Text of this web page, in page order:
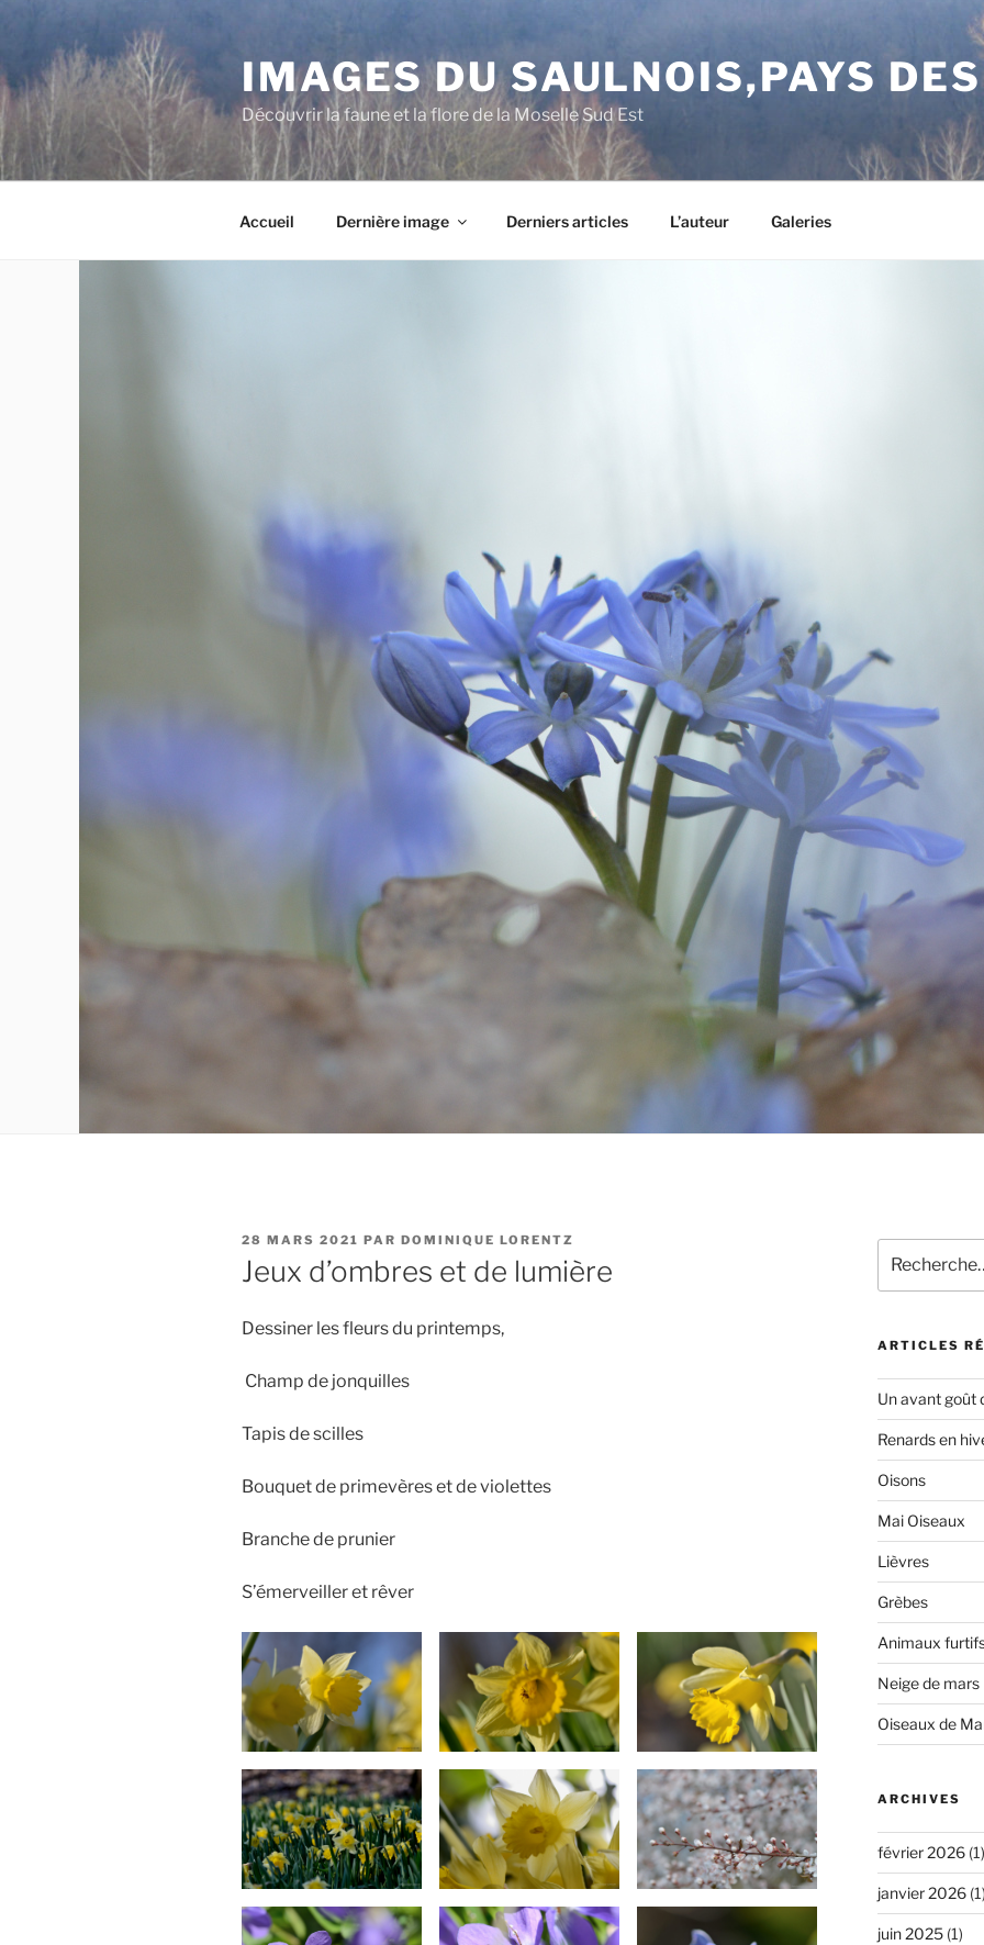
contenu
principal
IMAGES DU SAULNOIS,PAYS
Découvrir la faune et la flore de la Moselle Sud Est
Accueil Dernière image Derniers articles L’auteur Galeries
PUBLIÉ
LE
28 MARS 2021 PAR DOMINIQUE LORENTZ
Jeux d’ombres et de lumière
Dessiner les fleurs du printemps,
Champ de jonquilles
Tapis de scilles
Bouquet de primevères et de violettes
Branche de prunier
S’émerveiller et rêver
pour
:
ARTICLES
Un avant goût
Renards en
Oisons
Mai Oiseaux
Lièvres
Grèbes
Animaux
Neige de mars
Oiseaux de
ARCHIVES
février 2026(1)
janvier 2026(1)
juin 2025(1)